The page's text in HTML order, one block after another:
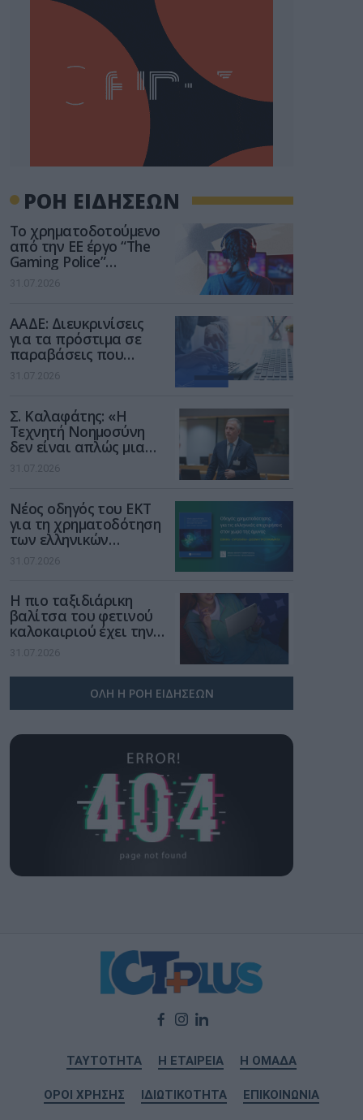
ΡΟΗ ΕΙΔΗΣΕΩΝ
Το χρηματοδοτούμενο
από την ΕΕ έργο “The
Gaming Police”
ενισχύει την ασφάλεια
των παιδιών στο
31.07.2026
ΑΑΔΕ: Διευκρινίσεις
για τα πρόστιμα σε
παραβάσεις που
αφορούν τους ΦΗΜ
31.07.2026
Σ. Καλαφάτης: «Η
Τεχνητή Νοημοσύνη
δεν είναι απλώς μια
νέα τεχνολογία, είναι
μια νέα βιομηχανική
31.07.2026
Νέος οδηγός του ΕΚΤ
για τη χρηματοδότηση
των ελληνικών
επιχειρήσεων στον
χώρο της άμυνας
31.07.2026
Η πιο ταξιδιάρικη
βαλίτσα του φετινού
καλοκαιριού έχει την
υπογραφή της Xiaomi
31.07.2026
ΟΛΗ Η ΡΟΗ ΕΙΔΗΣΕΩΝ
ΤΑΥΤΟΤΗΤΑ Η ΕΤΑΙΡΕΙΑ Η ΟΜΑΔΑ
ΟΡΟΙ ΧΡΗΣΗΣ ΙΔΙΩΤΙΚΟΤΗΤΑ ΕΠΙΚΟΙΝΩΝΙΑ